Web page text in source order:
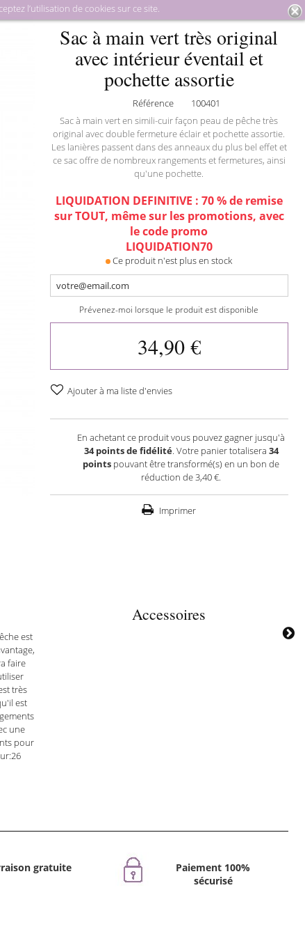
l’utilisation de cookies sur ce site.
intérieur éventail et pochette assortie
Sac à main vert très original
avec intérieur éventail et
pochette assortie
Référence
100401
Sac à main vert en simili-cuir façon peau de pêche très
original avec double fermeture éclair et pochette assortie.
Les lanières passent dans des anneaux du plus bel effet et
ce sac offre de nombreux rangements et fermetures, ainsi
qu'une pochette.
LIQUIDATION DEFINITIVE : 70 % de remise
sur TOUT, même sur les promotions, avec
le code promo
LIQUIDATION70
Ce produit n'est plus en stock
Prévenez-moi lorsque le produit est disponible
34,90 €
Ajouter à ma liste d'envies
En achetant ce produit vous pouvez gagner jusqu'à
34points de fidélité. Votre panier totalisera 34
points pouvant être transformé(s) en un bon de
réduction de3,40 €.
Imprimer
est
faire
très
est
une
pour
Accessoires
gratuite
Paiement 100%
sécurisé